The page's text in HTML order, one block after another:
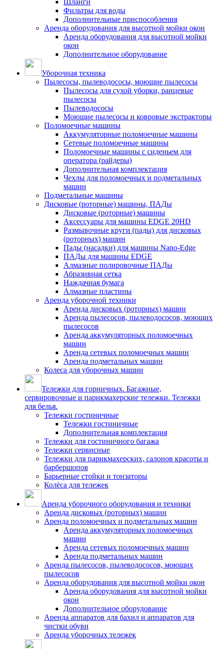
Шланги
Фильтры для воды
Дополнительные приспособления
Аренда оборудования для высотной мойки окон
Аренда оборудования для высотной мойки
окон
Дополнительное оборудование
Уборочная техника
Пылесосы, пылеводососы, моющие пылесосы
Пылесосы для сухой уборки, ранцевые
пылесосы
Пылеводососы
Моющие пылесосы и ковровые экстракторы
Поломоечные машины
Аккумуляторные поломоечные машины
Сетевые поломоечные машины
Поломоечные машины с сиденьем для
оператора (райдеры)
Дополнительная комплектация
Чехлы для поломоечных и подметальных
машин
Подметальные машины
Дисковые (роторные) машины, ПАДы
Дисковые (роторные) машины
Аксессуары для машины EDGE 20HD
Размывочные круги (пады) для дисковых
(роторных) машин
Пады (насадки) для машины Nano-Edge
ПАДы для машины EDGE
Алмазные полировочные ПАДы
Абразивная сетка
Наждачная бумага
Алмазные пластины
Аренда уборочной техники
Аренда дисковых (роторных) машин
Аренда пылесосов, пылеводососов, моющих
пылесосов
Аренда аккумуляторных поломоечных
машин
Аренда сетевых поломоечных машин
Аренда подметальных машин
Колеса для уборочных машин
Тележки для горничных. Багажные,
сервировочные и парикмахерские тележки. Тележки
для белья.
Тележки гостиничные
Тележки гостиничные
Дополнительная комплектация
Тележки для гостиничного багажа
Тележки сервисные
Тележки для парикмахерских, салонов красоты и
барбершопов
Барьерные стойки и тонзаторы
Колёса для тележек
Аренда уборочного оборудования и техники
Аренда дисковых (роторных) машин
Аренда поломоечных и подметальных машин
Аренда аккумуляторных поломоечных
машин
Аренда сетевых поломоечных машин
Аренда подметальных машин
Аренда пылесосов, пылеводососов, моющих
пылесосов
Аренда оборудования для высотной мойки окон
Аренда оборудования для высотной мойки
окон
Дополнительное оборудование
Аренда аппаратов для бахил и аппаратов для
чистки обуви
Аренда уборочных тележек